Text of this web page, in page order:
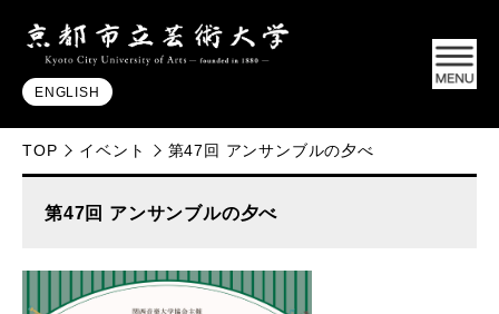
ENGLISH
TOP イベント 第47回 アンサンブルの夕べ
第47回 アンサンブルの夕べ